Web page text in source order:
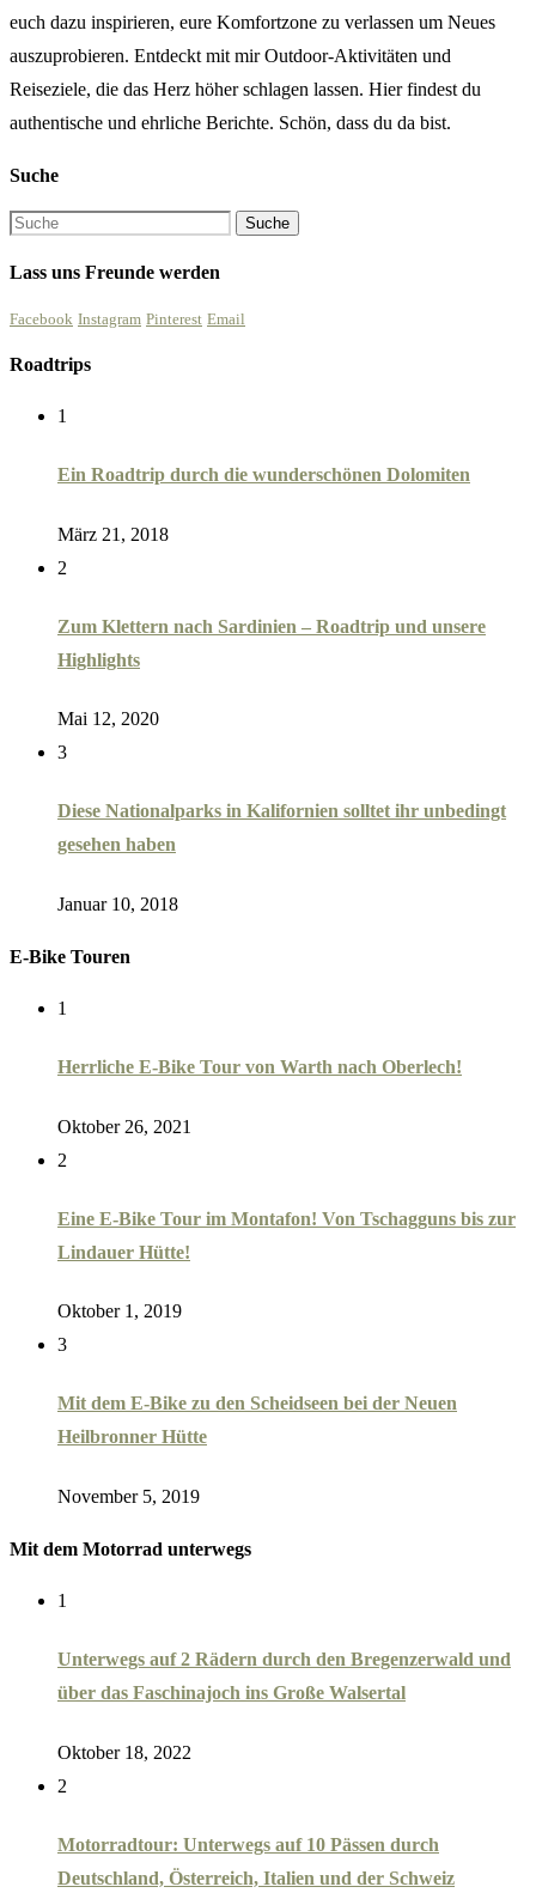
euch dazu inspirieren, eure Komfortzone zu verlassen um Neues
auszuprobieren. Entdeckt mit mir Outdoor-Aktivitäten und
Reiseziele, die das Herz höher schlagen lassen. Hier findest du
authentische und ehrliche Berichte. Schön, dass du da bist.
Suche
Lass uns Freunde werden
Facebook Instagram Pinterest Email
Roadtrips
1
Ein Roadtrip durch die wunderschönen Dolomiten
März 21, 2018
2
Zum Klettern nach Sardinien – Roadtrip und unsere
Highlights
Mai 12, 2020
3
Diese Nationalparks in Kalifornien solltet ihr unbedingt
gesehen haben
Januar 10, 2018
E-Bike Touren
1
Herrliche E-Bike Tour von Warth nach Oberlech!
Oktober 26, 2021
2
Eine E-Bike Tour im Montafon! Von Tschagguns bis zur
Lindauer Hütte!
Oktober 1, 2019
3
Mit dem E-Bike zu den Scheidseen bei der Neuen
Heilbronner Hütte
November 5, 2019
Mit dem Motorrad unterwegs
1
Unterwegs auf 2 Rädern durch den Bregenzerwald und
über das Faschinajoch ins Große Walsertal
Oktober 18, 2022
2
Motorradtour: Unterwegs auf 10 Pässen durch
Deutschland, Österreich, Italien und der Schweiz